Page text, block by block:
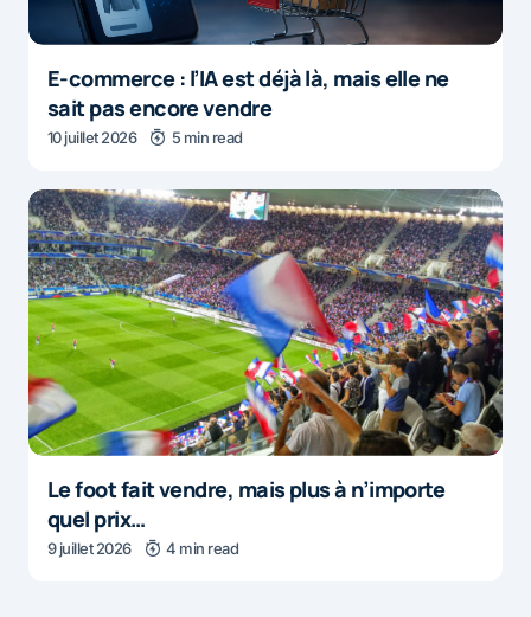
E-commerce : l’IA est déjà là, mais elle ne
sait pas encore vendre
10 juillet 2026 5 min read
Le foot fait vendre, mais plus à n’importe
quel prix…
9 juillet 2026 4 min read